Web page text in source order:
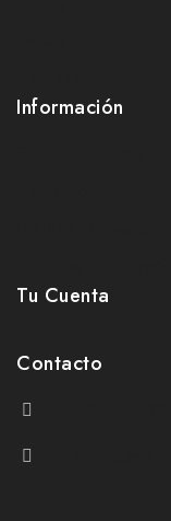
Información
Tu Cuenta
Contacto